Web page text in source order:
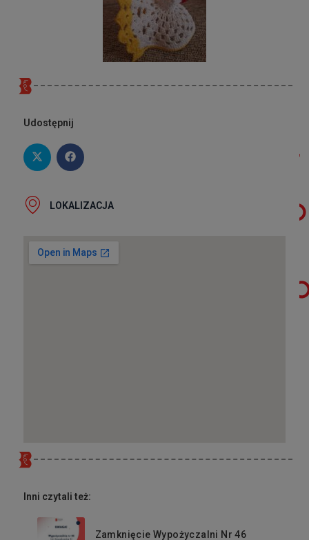
Udostępnij
LOKALIZACJA
Inni czytali też:
Zamknięcie Wypożyczalni Nr 46